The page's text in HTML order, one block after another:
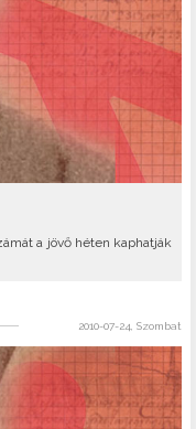
a jövő héten kaphatják
2010-07-24, Szombat